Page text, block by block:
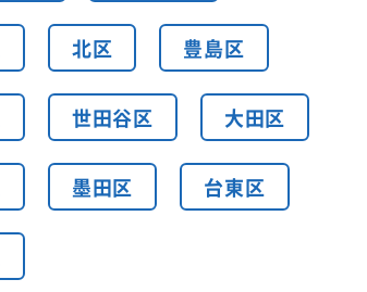
北区 豊島区
世田谷区 大田区
墨田区 台東区